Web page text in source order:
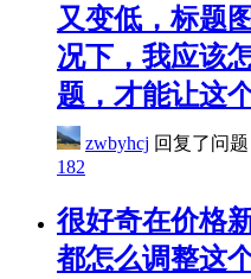
又变低，标题
况下，我应该
题，才能让这
zwbyhcj 回复了问题
182
很好奇在价格
都怎么调整这